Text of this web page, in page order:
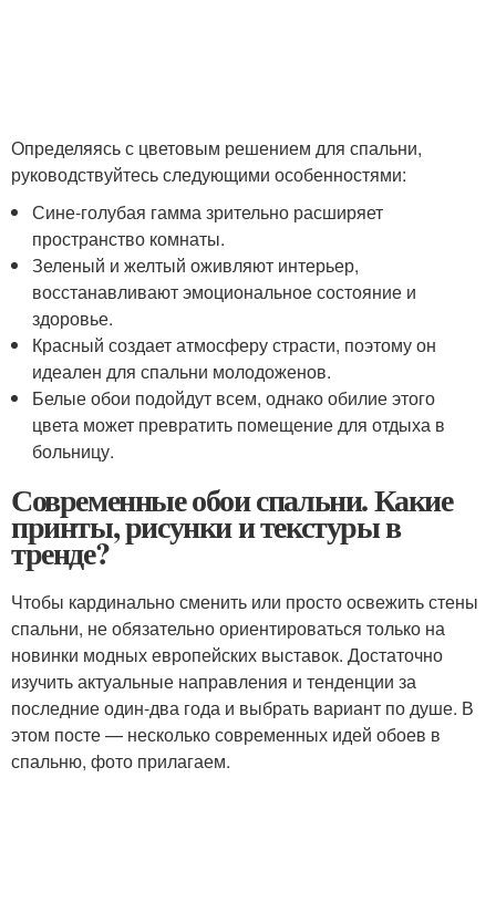
Определяясь с цветовым решением для спальни,
руководствуйтесь следующими особенностями:
Сине-голубая гамма зрительно расширяет
пространство комнаты.
Зеленый и желтый оживляют интерьер,
восстанавливают эмоциональное состояние и
здоровье.
Красный создает атмосферу страсти, поэтому он
идеален для спальни молодоженов.
Белые обои подойдут всем, однако обилие этого
цвета может превратить помещение для отдыха в
больницу.
Современные обои спальни. Какие
принты, рисунки и текстуры в
тренде?
Чтобы кардинально сменить или просто освежить стены
спальни, не обязательно ориентироваться только на
новинки модных европейских выставок. Достаточно
изучить актуальные направления и тенденции за
последние один-два года и выбрать вариант по душе. В
этом посте — несколько современных идей обоев в
спальню, фото прилагаем.